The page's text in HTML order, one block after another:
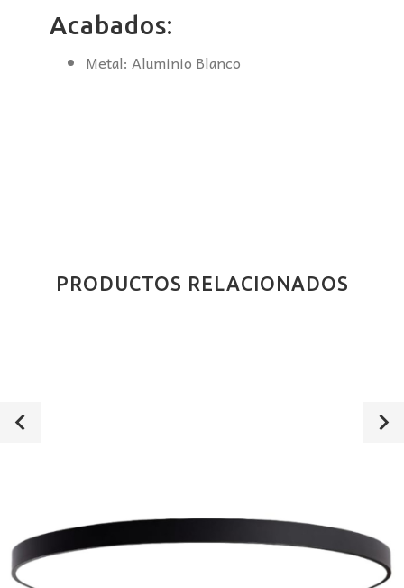
Acabados:
Metal: Aluminio Blanco
PRODUCTOS RELACIONADOS